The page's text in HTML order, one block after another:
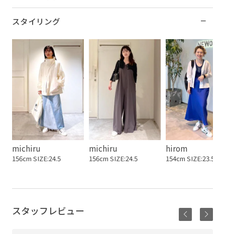
スタイリング
michiru
156cm SIZE:24.5
michiru
156cm SIZE:24.5
hirom
154cm SIZE:23.5
スタッフレビュー